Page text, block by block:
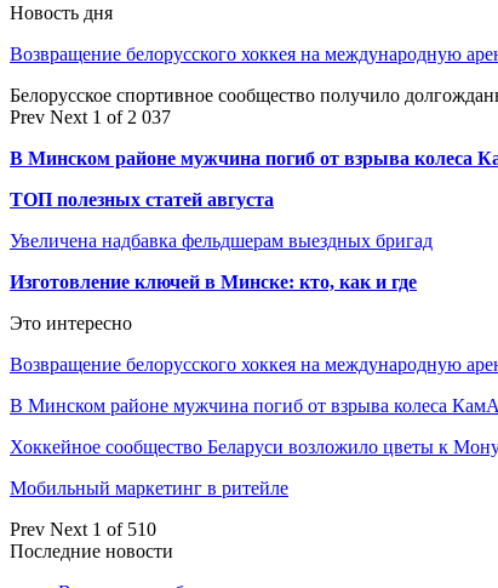
Новость дня
Возвращение белорусского хоккея на международную
Белорусское спортивное сообщество получило
Prev Next 1 of 2 037
В Минском районе мужчина погиб от взрыва колеса
ТОП полезных статей августа
Увеличена надбавка фельдшерам выездных бригад
Изготовление ключей в Минске: кто, как и где
Это интересно
Возвращение белорусского хоккея на международную
В Минском районе мужчина погиб от взрыва колеса
Хоккейное сообщество Беларуси возложило цветы к
Мобильный маркетинг в ритейле
Prev Next 1 of 510
Последние новости